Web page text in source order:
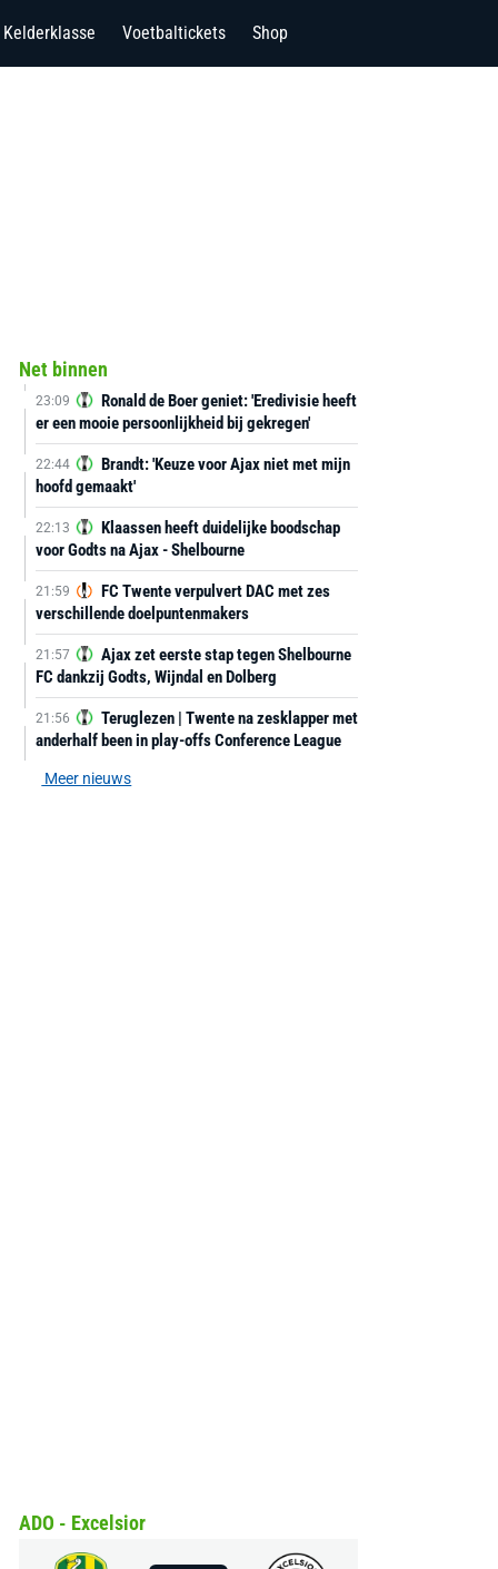
Kelderklasse Voetbaltickets Shop
5
Net binnen
23:09
Ronald de Boer geniet: 'Eredivisie heeft
er een mooie persoonlijkheid bij gekregen'
22:44
Brandt: 'Keuze voor Ajax niet met mijn
hoofd gemaakt'
22:13
Klaassen heeft duidelijke boodschap
voor Godts na Ajax - Shelbourne
21:59
FC Twente verpulvert DAC met zes
verschillende doelpuntenmakers
21:57
Ajax zet eerste stap tegen Shelbourne
FC dankzij Godts, Wijndal en Dolberg
21:56
Teruglezen | Twente na zesklapper met
anderhalf been in play-offs Conference League
Meer nieuws
ADO - Excelsior